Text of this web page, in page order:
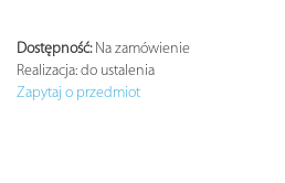
Dostępność:Na zamówienie
Realizacja: do ustalenia
Zapytaj o przedmiot